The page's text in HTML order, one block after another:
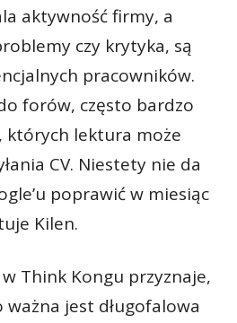
aktywność firmy, a
czy krytyka, są
pracowników.
forów, często bardzo
których lektura może
CV. Niestety nie da
poprawić w miesiąc
Kilen.
Think Kongu przyznaje,
ważna jest długofalowa